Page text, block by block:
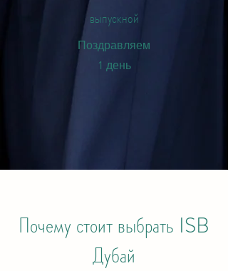
выпускной
​Поздравляем
1 день
Почему стоит выбрать ISB
Дубай